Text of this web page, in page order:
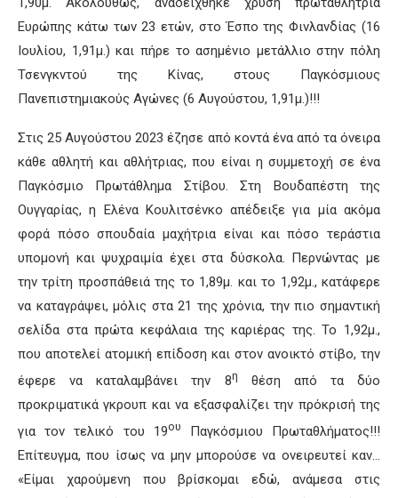
Ευρώπης κάτω των 23 ετών, στο Έσπο της Φινλανδίας (16
Ιουλίου, 1,91μ.) και πήρε το ασημένιο μετάλλιο στην πόλη
Τσενγκντού της Κίνας, στους Παγκόσμιους
Πανεπιστημιακούς Αγώνες (6 Αυγούστου, 1,91μ.)!!!
Στις 25 Αυγούστου 2023 έζησε από κοντά ένα από τα όνειρα
κάθε αθλητή και αθλήτριας, που είναι η συμμετοχή σε ένα
Παγκόσμιο Πρωτάθλημα Στίβου. Στη Βουδαπέστη της
Ουγγαρίας, η Ελένα Κουλιτσένκο απέδειξε για μία ακόμα
φορά πόσο σπουδαία μαχήτρια είναι και πόσο τεράστια
υπομονή και ψυχραιμία έχει στα δύσκολα. Περνώντας με
την τρίτη προσπάθειά της το 1,89μ. και το 1,92μ., κατάφερε
να καταγράψει, μόλις στα 21 της χρόνια, την πιο σημαντική
σελίδα στα πρώτα κεφάλαια της καριέρας της. Το 1,92μ.,
που αποτελεί ατομική επίδοση και στον ανοικτό στίβο, την
έφερε να καταλαμβάνει την 8η
θέση από τα δύο
προκριματικά γκρουπ και να εξασφαλίζει την πρόκρισή της
για τον τελικό του 19ου
Παγκόσμιου Πρωταθλήματος!!!
Επίτευγμα, που ίσως να μην μπορούσε να ονειρευτεί καν…
«Είμαι χαρούμενη που βρίσκομαι εδώ, ανάμεσα στις